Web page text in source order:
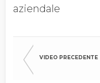
aziendale
VIDEO PRECEDENTE